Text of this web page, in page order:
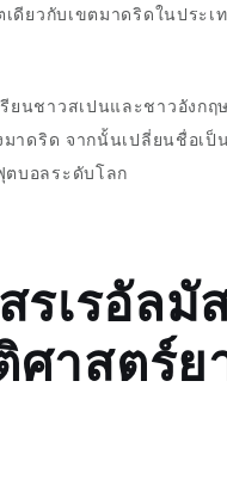
เดียวกับเขตมาดริดในประ
ยนชาวสเปนและชาวอังก
มาดริด จากนั้นเปลี่ยนชื่อเป็
บอลระดับโลก
รเรอัล
ศาสตร์